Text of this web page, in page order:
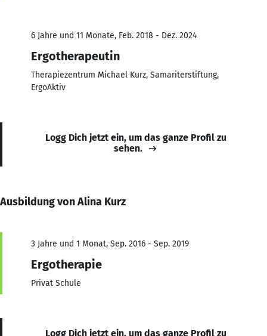
6 Jahre und 11 Monate, Feb. 2018 - Dez. 2024
Ergotherapeutin
Therapiezentrum Michael Kurz, Samariterstiftung,
ErgoAktiv
Logg Dich jetzt ein, um das ganze Profil zu
sehen.
Ausbildung von Alina Kurz
3 Jahre und 1 Monat, Sep. 2016 - Sep. 2019
Ergotherapie
Privat Schule
Logg Dich jetzt ein, um das ganze Profil zu